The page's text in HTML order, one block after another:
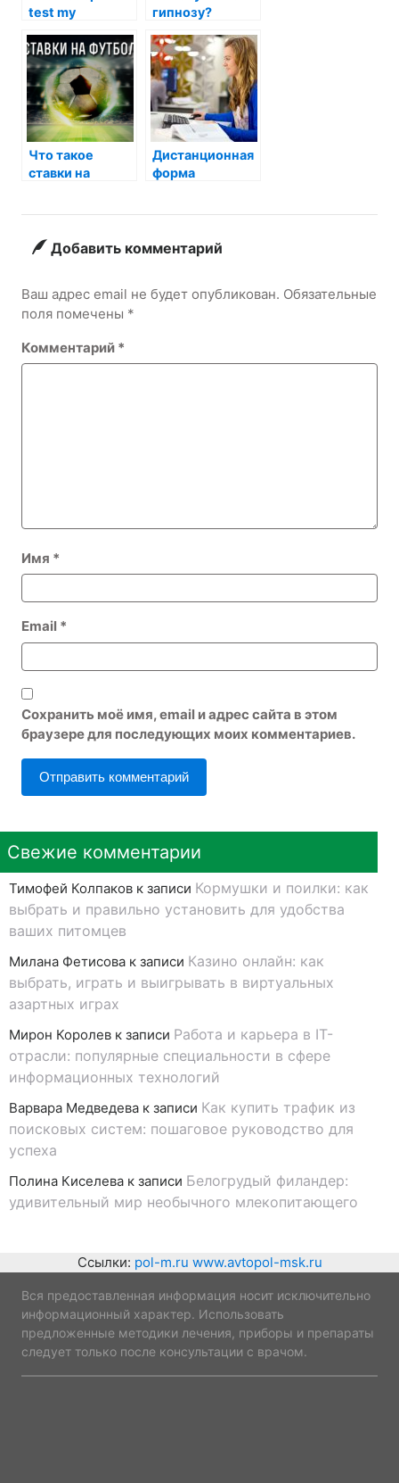
test my
гипнозу?
Что такое
ставки на
Дистанционная
форма
Добавить комментарий
Ваш адрес email не будет опубликован. Обязательные
поля помечены *
Комментарий *
Имя *
Email *
Сохранить моё имя, email и адрес сайта в этом
браузере для последующих моих комментариев.
Свежие комментарии
Тимофей Колпаков к записи Кормушки и поилки: как
выбрать и правильно установить для удобства
ваших питомцев
Милана Фетисова к записи Казино онлайн: как
выбрать, играть и выигрывать в виртуальных
азартных играх
Мирон Королев к записи Работа и карьера в IT-
отрасли: популярные специальности в сфере
информационных технологий
Варвара Медведева к записи Как купить трафик из
поисковых систем: пошаговое руководство для
успеха
Полина Киселева к записи Белогрудый филандер:
удивительный мир необычного млекопитающего
Ссылки: pol-m.ru www.avtopol-msk.ru
Вся предоставленная информация носит исключительно
информационный характер. Использовать
предложенные методики лечения, приборы и препараты
следует только после консультации с врачом.